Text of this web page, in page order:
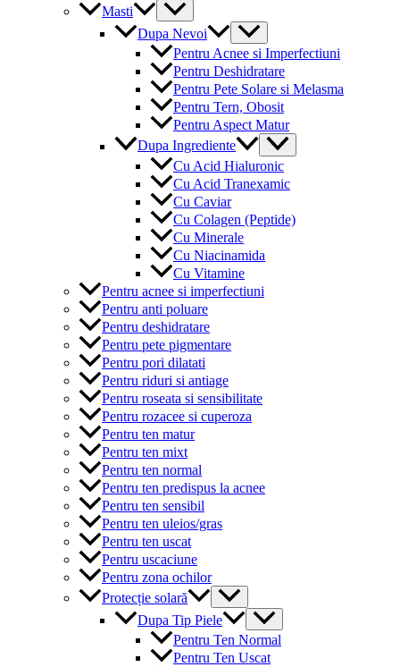
Masti
Menu
Toggle
Dupa Nevoi
Menu
Toggle
Pentru Acnee si Imperfectiuni
Pentru Deshidratare
Pentru Pete Solare si Melasma
Pentru Tern, Obosit
Pentru Aspect Matur
Dupa Ingrediente
Menu
Toggle
Cu Acid Hialuronic
Cu Acid Tranexamic
Cu Caviar
Cu Colagen (Peptide)
Cu Minerale
Cu Niacinamida
Cu Vitamine
Pentru acnee si imperfectiuni
Pentru anti poluare
Pentru deshidratare
Pentru pete pigmentare
Pentru pori dilatati
Pentru riduri si antiage
Pentru roseata si sensibilitate
Pentru rozacee si cuperoza
Pentru ten matur
Pentru ten mixt
Pentru ten normal
Pentru ten predispus la acnee
Pentru ten sensibil
Pentru ten uleios/gras
Pentru ten uscat
Pentru uscaciune
Pentru zona ochilor
Protecție solară
Menu
Toggle
Dupa Tip Piele
Menu
Toggle
Pentru Ten Normal
Pentru Ten Uscat